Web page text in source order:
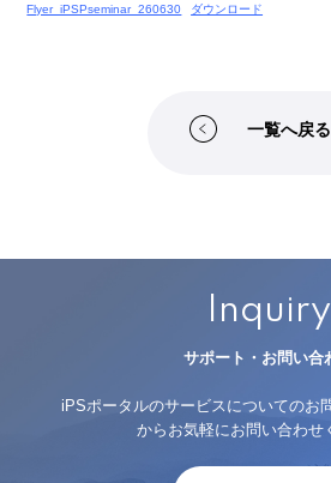
Flyer_iPSPseminar_260630 ダウンロード
一覧へ戻る
Inquiry
サポート・お問い合
iPSポータルのサービスについてのお
からお気軽にお問い合わせ